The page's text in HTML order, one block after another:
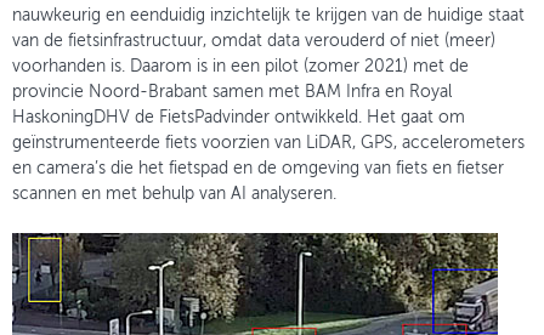
nauwkeurig en eenduidig inzichtelijk te krijgen van de huidige staat
van de fietsinfrastructuur, omdat data verouderd of niet (meer)
voorhanden is. Daarom is in een pilot (zomer 2021) met de
provincie Noord-Brabant samen met BAM Infra en Royal
HaskoningDHV de FietsPadvinder ontwikkeld. Het gaat om
geïnstrumenteerde fiets voorzien van LiDAR, GPS, accelerometers
en camera’s die het fietspad en de omgeving van fiets en fietser
scannen en met behulp van AI analyseren.